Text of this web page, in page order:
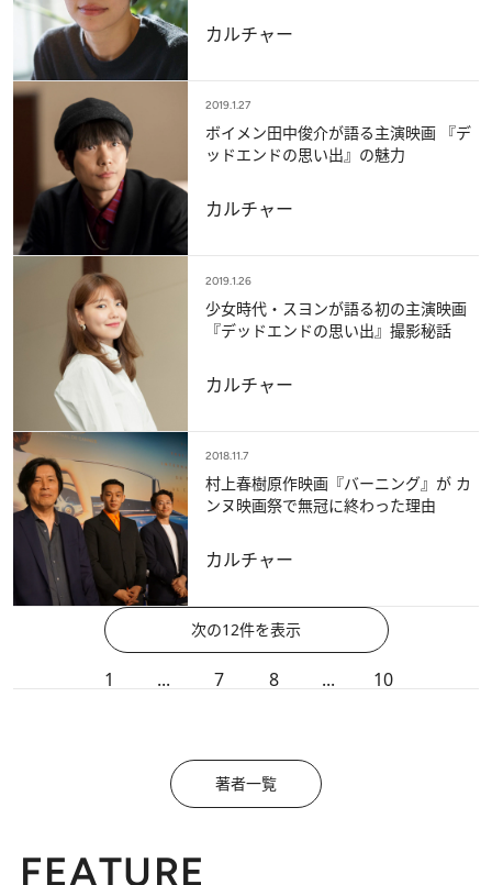
カルチャー
2019.1.27
ボイメン田中俊介が語る主演映画 『デ
ッドエンドの思い出』の魅力
カルチャー
2019.1.26
少女時代・スヨンが語る初の主演映画
『デッドエンドの思い出』撮影秘話
カルチャー
2018.11.7
村上春樹原作映画『バーニング』が カ
ンヌ映画祭で無冠に終わった理由
カルチャー
次の12件を表示
1 ... 7 8 ... 10
著者一覧
FEATURE